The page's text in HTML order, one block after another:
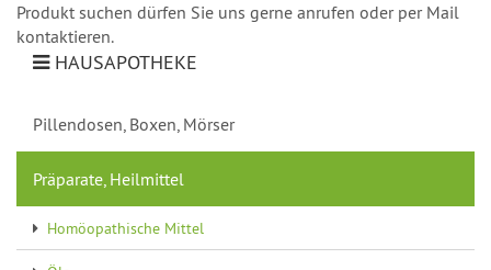
Produkt suchen dürfen Sie uns gerne anrufen oder per Mail
kontaktieren.
HAUSAPOTHEKE
Pillendosen, Boxen, Mörser
Präparate, Heilmittel
Homöopathische Mittel